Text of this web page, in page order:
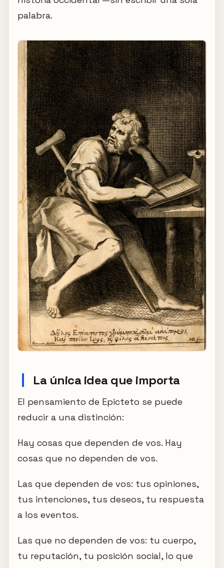
palabra.
La única idea que importa
El pensamiento de Epicteto se puede
reducir a una distinción:
Hay cosas que dependen de vos. Hay
cosas que no dependen de vos.
Las que dependen de vos: tus opiniones,
tus intenciones, tus deseos, tu respuesta
a los eventos.
Las que no dependen de vos: tu cuerpo,
tu reputación, tu posición social, lo que